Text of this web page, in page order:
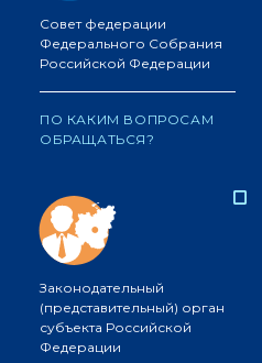
Совет федерации
Федерального Собрания
Российской Федерации
ПО КАКИМ ВОПРОСАМ
ОБРАЩАТЬСЯ?
Законодательный
(представительный) орган
субъекта Российской
Федерации